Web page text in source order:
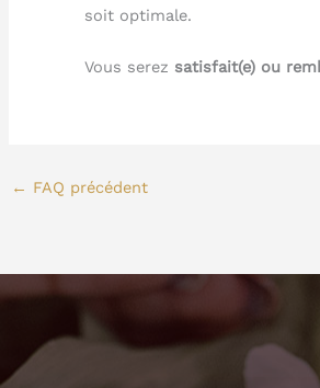
soit optimale.
Vous serez satisfait(e) ou
← FAQ précédent